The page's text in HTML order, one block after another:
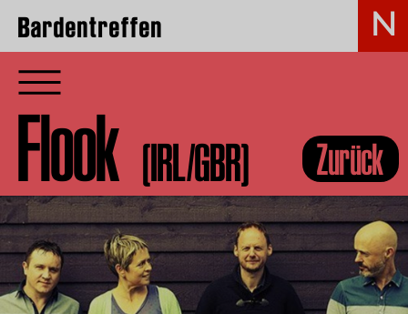
Bardentreffen
Flook (IRL/GBR) Zurück